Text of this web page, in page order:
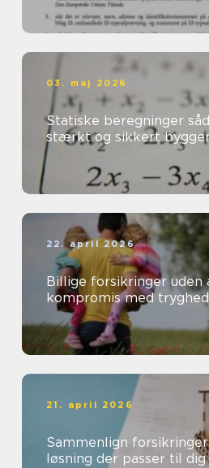
03. maj 2026
Statiske beregninger sådan sikrer du et
stærkt og sikkert
22. april 2026
Billige forsikringer uden
kompromis med
21. april 2026
Sammenlign
løsning der passer til dig